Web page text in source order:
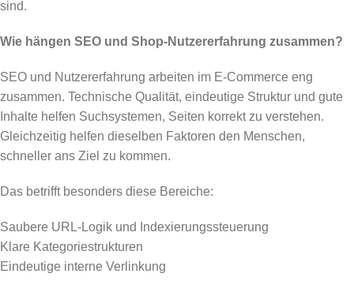
sind.
Wie hängen SEO und Shop-Nutzererfahrung zusammen?
SEO und Nutzererfahrung arbeiten im E-Commerce eng
zusammen. Technische Qualität, eindeutige Struktur und gute
Inhalte helfen Suchsystemen, Seiten korrekt zu verstehen.
Gleichzeitig helfen dieselben Faktoren den Menschen,
schneller ans Ziel zu kommen.
Das betrifft besonders diese Bereiche:
Saubere URL-Logik und Indexierungssteuerung
Klare Kategoriestrukturen
Eindeutige interne Verlinkung